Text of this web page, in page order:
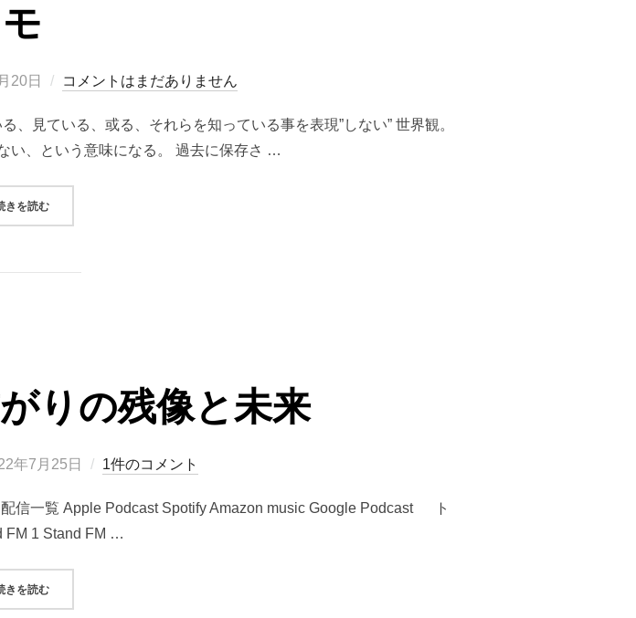
モ
20日 コメントはまだありません
見ている、或る、それらを知っている事を表現”しない” 世界観。
い、という意味になる。 過去に保存さ …
きを読む“プロジェクトを創造するためにやっていることメモ”
りの残像と未来
年7月25日 1件のコメント
信一覧 Apple Podcast Spotify Amazon music Google Podcast ト
FM 1 Stand FM …
きを読む“行動、思考、繋がりの残像と未来”